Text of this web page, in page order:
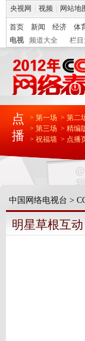
央视网 视频 网站地
首页 新闻 经济 体
电视
频道大全 栏目
点
播
> 第一场 > 第二
> 第三场 > 精编
> 祝福墙 > 点播
中国网络电视台 >
明星草根互